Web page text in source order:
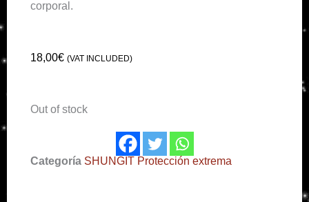
corporal.
18,00€ (VAT INCLUDED)
Out of stock
Categoría SHUNGIT Protección extrema